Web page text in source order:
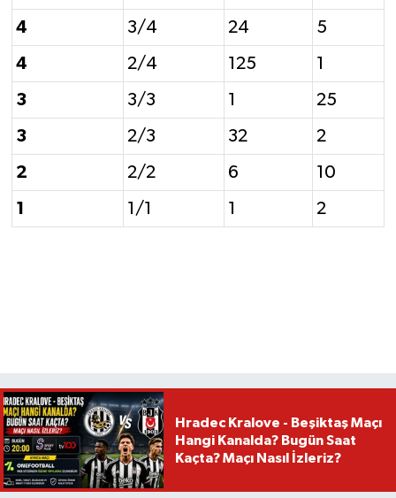
4 3/4 24 5
4 2/4 125 1
3 3/3 1 25
3 2/3 32 2
2 2/2 6 10
1 1/1 1 2
Hradec Kralove - Beşiktaş Maçı
Hangi Kanalda? Bugün Saat
Kaçta? Maçı Nasıl İzleriz?